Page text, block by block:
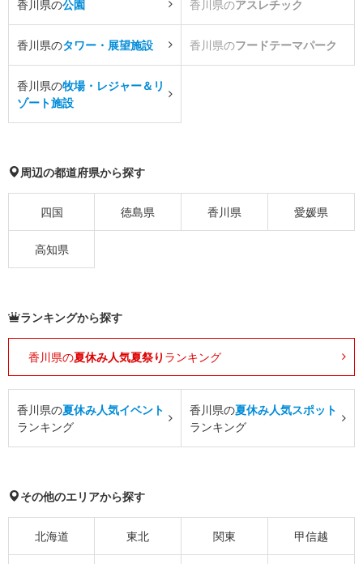
香川県の公園 香川県のアスレチック
香川県のタワー・展望施設 香川県のフードテーマパーク
香川県の牧場・レジャー＆リ
ゾート施設
周辺の都道府県から探す
四国 徳島県 香川県 愛媛県
高知県
ランキングから探す
香川県の夏休み人気夏祭り ランキング
香川県の夏休み人気イベント
ランキング
香川県の夏休み人気スポット
ランキング
その他のエリアから探す
北海道 東北 関東 甲信越